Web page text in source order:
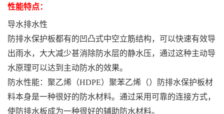
性能特点：
导水排水性
防排水保护板都有的凹凸式中空立筋结构，可以快速有效导
出雨水，大大减少甚消除防水层的静水压，通过这种主动导
水原理可以达到主动防水的效果。
防水性能：聚乙烯（HDPE）聚苯乙烯（）防排水保护板材
料本身是一种很好的防水材料。通过采用可靠的连接方式，
使防排水板成为一种很好的辅助防水材料。